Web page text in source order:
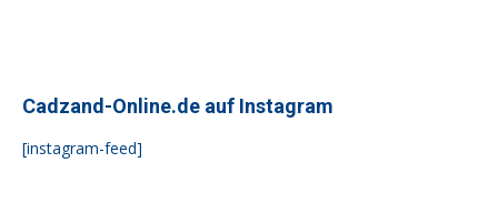
Cadzand-Online.de auf Instagram
[instagram-feed]